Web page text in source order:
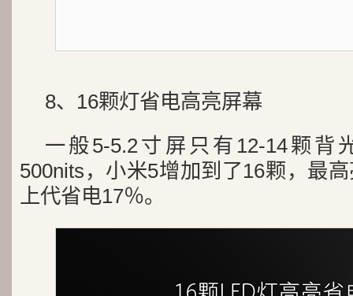
8、16颗灯省电高亮屏幕
一般5-5.2寸屏只有12-14颗背
500nits，小米5增加到了16颗，最
上代省电17％。